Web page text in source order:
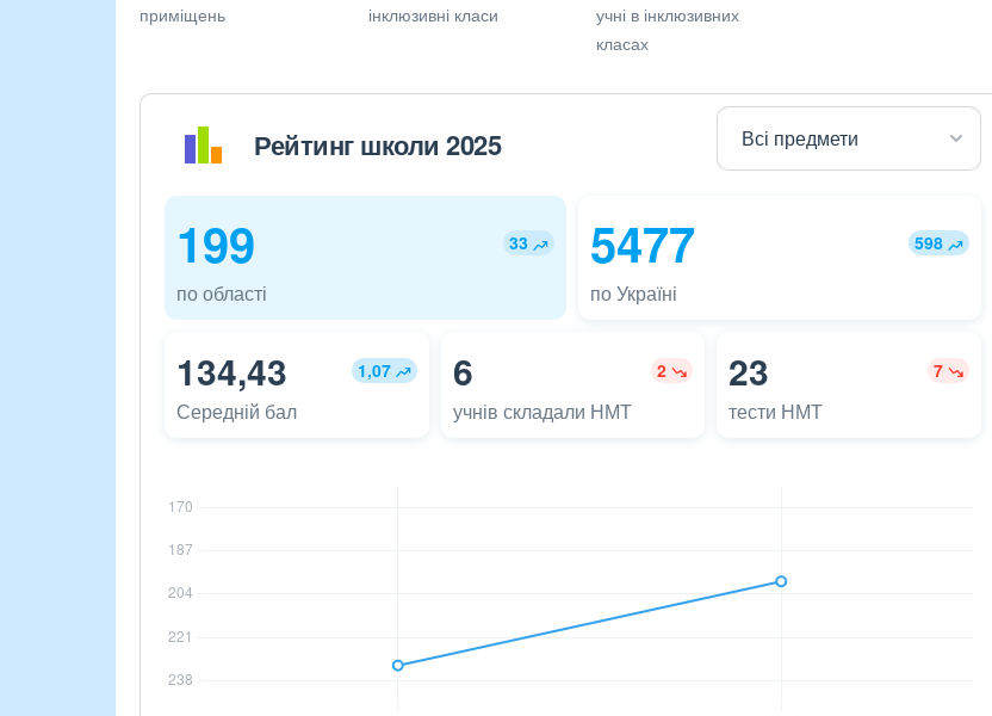
приміщень інклюзивні класи
учні в інклюзивних
класах
Рейтинг школи 2025
199 33
по області
5477 598
по Україні
134,43 1,07
Середній бал
6 2
учнів складали НМТ
23 7
тести НМТ